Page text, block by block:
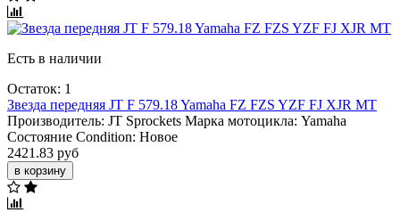
Есть в наличии
Остаток: 1
Звезда передняя JT F 579.18 Yamaha FZ FZS YZF FJ XJR MT
Производитель: JT Sprockets Марка мотоцикла: Yamaha
Состояние Condition: Новое
2421.83 руб
в корзину